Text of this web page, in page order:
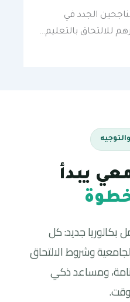
الجدد في
للالتحاق بالتعليم…
يبدأ
جديد: كل
وشروط الالتحاق
ومساعد ذكي